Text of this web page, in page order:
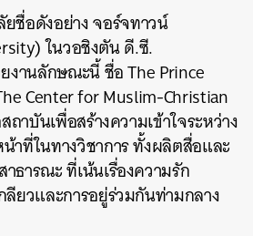
ชื่อดังอย่าง จอร์จทาวน์
ในวอชิงตัน ดี.ซี.
งานลักษณะนี้ ชื่อ The Prince
Center for Muslim-Christian
าบันเพื่อสร้างความเข้าใจระหว่าง
าที่ในทางวิชาการ ทั้งผลิตสื่อและ
ธารณะ ที่เน้นเรื่องความรัก
ยวและการอยู่ร่วมกันท่ามกลาง